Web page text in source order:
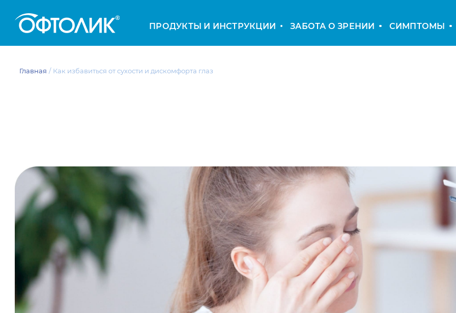
ПРОДУКТЫ И ИНСТРУКЦИИ ЗАБОТА О ЗРЕНИИ СИМПТОМЫ
Главная Как избавиться от сухости и дискомфорта глаз